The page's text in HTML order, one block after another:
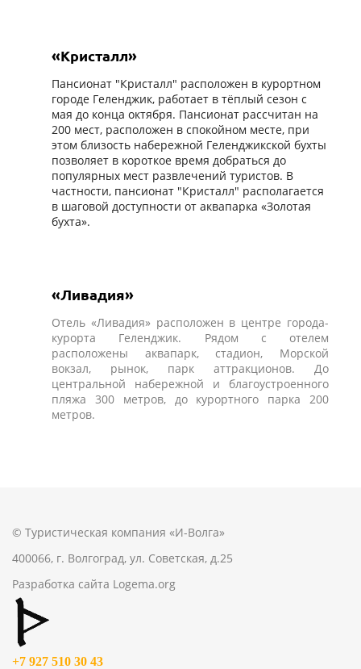
«Кристалл»
Пансионат "Кристалл" расположен в курортном
городе Геленджик, работает в тёплый сезон с
мая до конца октября. Пансионат рассчитан на
200 мест, расположен в спокойном месте, при
этом близость набережной Геленджикской бухты
позволяет в короткое время добраться до
популярных мест развлечений туристов. В
частности, пансионат "Кристалл" располагается
в шаговой доступности от аквапарка «Золотая
бухта».
«Ливадия»
Отель «Ливадия» расположен в центре города-
курорта Геленджик. Рядом с отелем
расположены аквапарк, стадион, Морской
вокзал, рынок, парк аттракционов. До
центральной набережной и благоустроенного
пляжа 300 метров, до курортного парка 200
метров.
© Туристическая компания «И-Волга»
400066, г. Волгоград, ул. Советская, д.25
Разработка сайта Logema.org
+7 927 510 30 43